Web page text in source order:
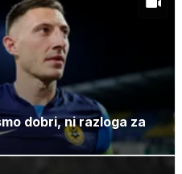
dobri, ni razloga za